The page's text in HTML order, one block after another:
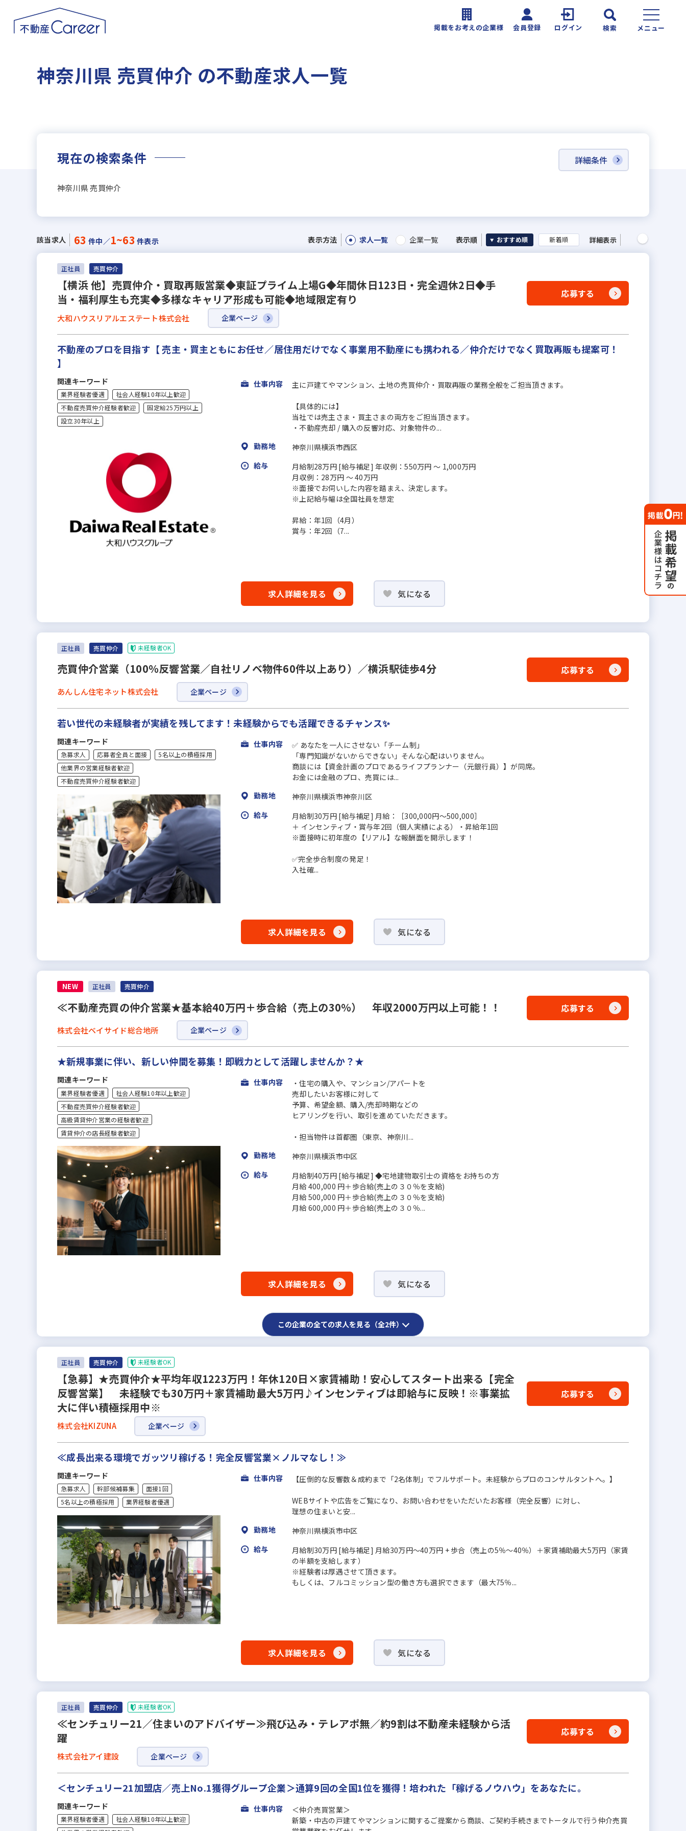
掲載をお考えの企業様 会員登録 ログイン 検索 メニュー
神奈川県 売買仲介 の不動産求人一覧
現在の検索条件
神奈川県 売買仲介
詳細条件
該当求人 63 件中／1~63 件表示 表示方法 求人一覧 企業一覧 表示順 おすすめ順 新着順 詳細表示
正社員 売買仲介
【横浜 他】売買仲介・買取再販営業◆東証プライム上場G◆年間休日123日・完全週休2日◆手
当・福利厚生も充実◆多様なキャリア形成も可能◆地域限定有り
応募する
大和ハウスリアルエステート株式会社 企業ページ
不動産のプロを目指す【 売主・買主ともにお任せ／居住用だけでなく事業用不動産にも携われる／仲介だけでなく買取再販も提案可！
】
関連キーワード
業界経験者優遇
社会人経験10年以上歓迎
不動産売買仲介経験者歓迎
固定給25万円以上
設立30年以上
仕事内容 主に戸建てやマンション、土地の売買仲介・買取再販の業務全般をご担当頂きます。
【具体的には】
当社では売主さま・買主さまの両方をご担当頂きます。
・不動産売却 / 購入の反響対応、対象物件の...
勤務地
神奈川県横浜市西区
給与
月給制28万円 [給与補足] 年収例：550万円 ～ 1,000万円
月収例：28万円 ～ 40万円
※面接でお伺いした内容を踏まえ、決定します。
※上記給与幅は全国社員を想定
昇給：年1回（4月）
賞与：年2回（7...
求人詳細を見る 気になる
正社員 売買仲介 未経験者OK
売買仲介営業（100％反響営業／自社リノベ物件60件以上あり）／横浜駅徒歩4分 応募する
あんしん住宅ネット株式会社 企業ページ
若い世代の未経験者が実績を残してます！未経験からでも活躍できるチャンス✨
関連キーワード
急募求人 応募者全員と面接
5名以上の積極採用
他業界の営業経験者歓迎
不動産売買仲介経験者歓迎
仕事内容
✅ あなたを一人にさせない「チーム制」
「専門知識がないからできない」そんな心配はいりません。
商談には【資金計画のプロであるライフプランナー（元銀行員）】が同席。
お金には金融のプロ、売買には...
勤務地
神奈川県横浜市神奈川区
給与
月給制30万円 [給与補足] 月給：［300,000円～500,000］
＋ インセンティブ・賞与年2回（個人実績による）・昇給年1回
※面接時に初年度の【リアル】な報酬面を開示します！
✅完全歩合制度の発足！
入社確...
求人詳細を見る 気になる
NEW 正社員 売買仲介
≪不動産売買の仲介営業★基本給40万円＋歩合給（売上の30％） 年収2000万円以上可能！！ 応募する
株式会社ベイサイド総合地所 企業ページ
★新規事業に伴い、新しい仲間を募集！即戦力として活躍しませんか？★
関連キーワード
業界経験者優遇
社会人経験10年以上歓迎
不動産売買仲介経験者歓迎
高級賃貸仲介営業の経験者歓迎
賃貸仲介の店長経験者歓迎
仕事内容
・住宅の購入や、マンション/アパートを
売却したいお客様に対して
予算、希望金額、購入/売却時期などの
ヒアリングを行い、取引を進めていただきます。
・担当物件は首都圏（東京、神奈川...
勤務地
神奈川県横浜市中区
給与
月給制40万円 [給与補足] ◆宅地建物取引士の資格をお持ちの方
月給 400,000 円＋歩合給(売上の３０％を支給)
月給 500,000 円＋歩合給(売上の３０％を支給)
月給 600,000 円＋歩合給(売上の３０％...
求人詳細を見る 気になる
この企業の全ての求人を見る（全2件）
正社員 売買仲介 未経験者OK
【急募】★売買仲介★平均年収1223万円！年休120日×家賃補助！安心してスタート出来る【完全
反響営業】 未経験でも30万円＋家賃補助最大5万円♪インセンティブは即給与に反映！※事業拡
大に伴い積極採用中※
応募する
株式会社KIZUNA 企業ページ
≪成長出来る環境でガッツリ稼げる！完全反響営業×ノルマなし！≫
関連キーワード
急募求人 幹部候補募集
面接1回
5名以上の積極採用
業界経験者優遇
仕事内容 【圧倒的な反響数＆成約まで「2名体制」でフルサポート。未経験からプロのコンサルタントへ。】
WEBサイトや広告をご覧になり、お問い合わせをいただいたお客様（完全反響）に対し、
理想の住まいと安...
勤務地
神奈川県横浜市中区
給与
月給制30万円 [給与補足] 月給30万円～40万円 + 歩合（売上の5％～40％）＋家賃補助最大5万円（家賃
の半額を支給します）
※経験者は厚遇させて頂きます。
もしくは、フルコミッション型の働き方も選択できます（最大75％...
求人詳細を見る 気になる
正社員 売買仲介 未経験者OK
≪センチュリー21／住まいのアドバイザー≫飛び込み・テレアポ無／約9割は不動産未経験から活
躍
応募する
株式会社アイ建設 企業ページ
＜センチュリー21加盟店／売上No.1獲得グループ企業＞通算9回の全国1位を獲得！培われた「稼げるノウハウ」をあなたに。
関連キーワード
業界経験者優遇
社会人経験10年以上歓迎
仕事内容
＜仲介売買営業＞
新築・中古の戸建てやマンションに関するご提案から商談、ご契約手続きまでトータルで行う仲介売買